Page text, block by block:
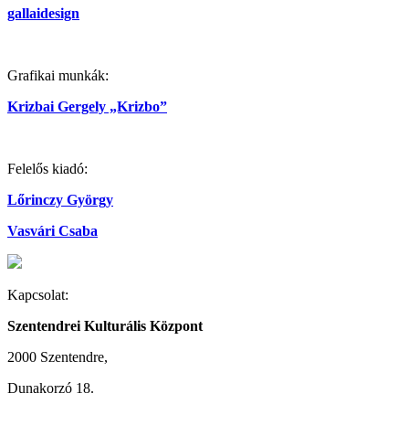
gallaidesign
Grafikai munkák:
Krizbai Gergely „Krizbo”
Felelős kiadó:
Lőrinczy György
Vasvári Csaba
Kapcsolat:
Szentendrei Kulturális Központ
2000 Szentendre,
Dunakorzó 18.